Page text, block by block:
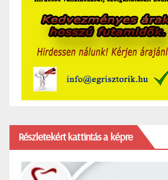
Részletekért kattintás a képre